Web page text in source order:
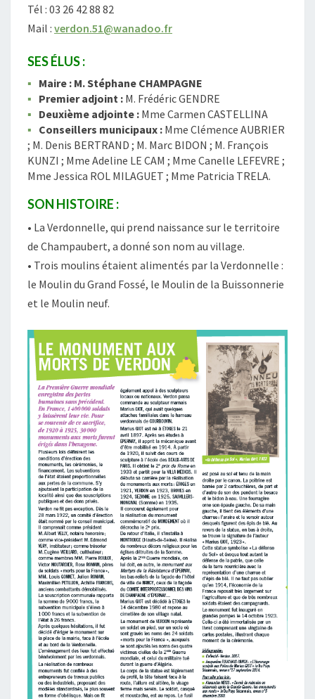
Tél : 03 26 42 88 82
Mail : verdon.51@wanadoo.fr
SES ÉLUS :
Maire : M. Stéphane CHAMPAGNE
Premier adjoint : M. Frédéric GENDRE
Deuxième adjointe : Mme Carmen CASTELLINA
Conseillers municipaux : Mme Clémence AUBRIER
; M. Denis BERTRAND ; M. Marc BIDON ; M. François
KUNZI ; Mme Adeline LE CAM ; Mme Canelle LEFEVRE ;
Mme Jessica ROL MILAGUET ; Mme Patricia TRELA.
SON HISTOIRE :
• La Verdonnelle, qui prend naissance sur le territoire
de Champaubert, a donné son nom au village.
• Trois moulins étaient alimentés par la Verdonnelle :
le Moulin du Grand Fossé, le Moulin de la Buissonnerie
et le Moulin neuf.